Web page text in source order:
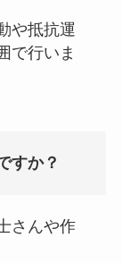
や抵抗運
で行いま
すか？
さんや作